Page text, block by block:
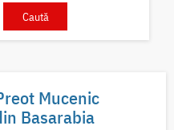
Mucenic
Basarabia